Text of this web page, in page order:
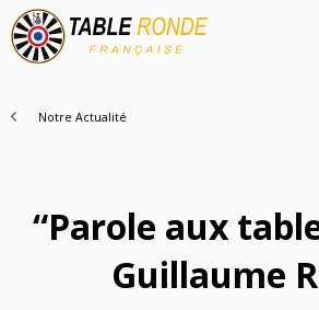
Notre Actualité
“Parole aux
Guillaume